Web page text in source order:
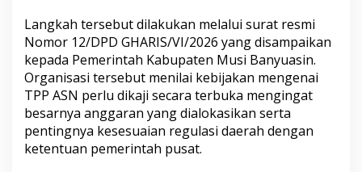
N
,
e
k
d
a
P
e
Langkah tersebut dilakukan melalui surat resmi
Nomor 12/DPD GHARIS/VI/2026 yang disampaikan
kepada Pemerintah Kabupaten Musi Banyuasin.
Organisasi tersebut menilai kebijakan mengenai
TPP ASN perlu dikaji secara terbuka mengingat
besarnya anggaran yang dialokasikan serta
pentingnya kesesuaian regulasi daerah dengan
ketentuan pemerintah pusat.